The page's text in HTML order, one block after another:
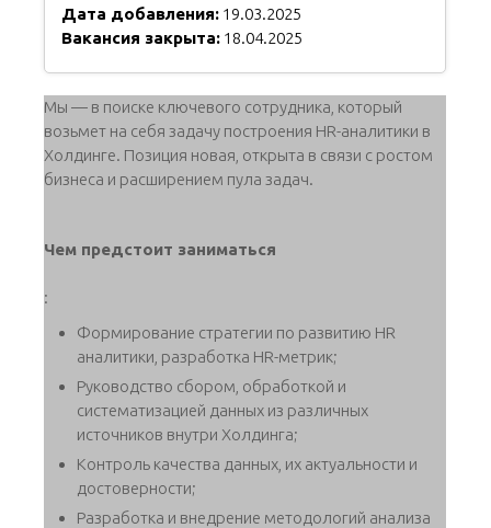
Дата добавления: 19.03.2025
Вакансия закрыта: 18.04.2025
Мы — в поиске ключевого сотрудника, который
возьмет на себя задачу построения HR-аналитики в
Холдинге. Позиция новая, открыта в связи с ростом
бизнеса и расширением пула задач.
Чем предстоит заниматься
:
Формирование стратегии по развитию HR
аналитики, разработка HR-метрик;
Руководство сбором, обработкой и
систематизацией данных из различных
источников внутри Холдинга;
Контроль качества данных, их актуальности и
достоверности;
Разработка и внедрение методологий анализа